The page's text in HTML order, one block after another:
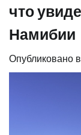
что
Намибии
Опубликовано в